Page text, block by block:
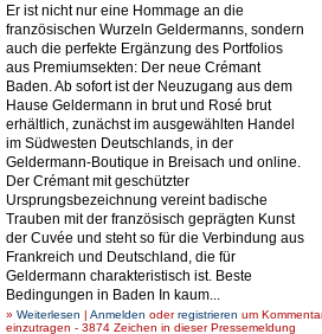
Er ist nicht nur eine Hommage an die
französischen Wurzeln Geldermanns, sondern
auch die perfekte Ergänzung des Portfolios
aus Premiumsekten: Der neue Crémant
Baden. Ab sofort ist der Neuzugang aus dem
Hause Geldermann in brut und Rosé brut
erhältlich, zunächst im ausgewählten Handel
im Südwesten Deutschlands, in der
Geldermann-Boutique in Breisach und online.
Der Crémant mit geschützter
Ursprungsbezeichnung vereint badische
Trauben mit der französisch geprägten Kunst
der Cuvée und steht so für die Verbindung aus
Frankreich und Deutschland, die für
Geldermann charakteristisch ist. Beste
Bedingungen in Baden In kaum...
» Weiterlesen | Anmelden oderregistrieren um
einzutragen - 3874 Zeichen in dieser Pressemeldung